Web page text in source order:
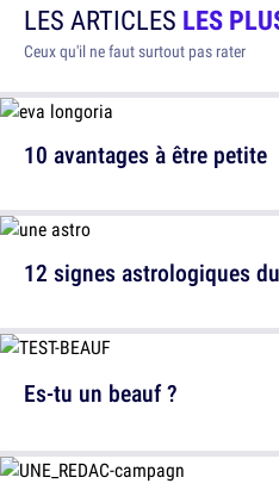
LES ARTICLES LES
Ceux qu'il ne faut surtout pas rater
10 avantages à être petite
12 signes astrologiques
Es-tu un beauf ?